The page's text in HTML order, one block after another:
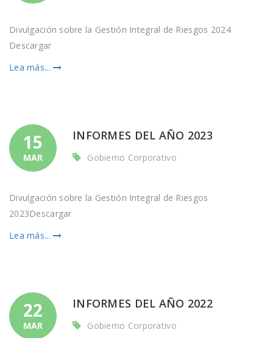
Divulgación sobre la Gestión Integral de Riesgos 2024
Descargar
Lea más...
15
MAR
INFORMES DEL AÑO 2023
Gobierno Corporativo
Divulgación sobre la Gestión Integral de Riesgos
2023Descargar
Lea más...
22
MAR
INFORMES DEL AÑO 2022
Gobierno Corporativo